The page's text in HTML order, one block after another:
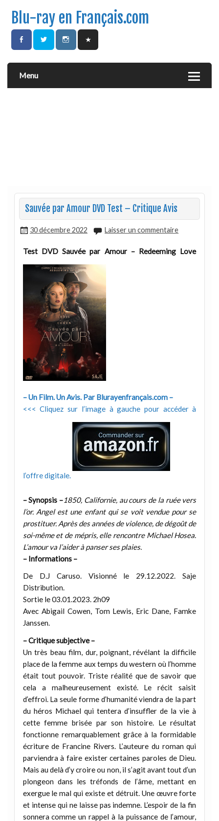
Blu-ray en Français.com
Menu
Sauvée par Amour DVD Test – Critique Avis
30 décembre 2022 Laisser un commentaire
Test DVD Sauvée par Amour – Redeeming Love
– Un Film. Un Avis. Par Blurayenfrançais.com –
<<< Cliquez sur l’image à gauche pour accéder à
l’offre digitale.
– Synopsis –1850, Californie, au cours de la ruée vers
l’or. Angel est une enfant qui se voit vendue pour se
prostituer. Après des années de violence, de dégoût de
soi-même et de mépris, elle rencontre Michael Hosea.
L’amour va l’aider à panser ses plaies.
– Informations –
De D.J Caruso. Visionné le 29.12.2022. Saje
Distribution.
Sortie le 03.01.2023. 2h09
Avec Abigail Cowen, Tom Lewis, Eric Dane, Famke
Janssen.
– Critique subjective –
Un très beau film, dur, poignant, révélant la difficile
place de la femme aux temps du western où l’homme
était tout pouvoir. Triste réalité que de savoir que
cela a malheureusement existé. Le récit saisit
d’effroi. La seule forme d’humanité viendra de la part
du héros Michael qui tentera d’insuffler de la vie à
cette femme brisée par son histoire. Le résultat
fonctionne remarquablement grâce à la formidable
écriture de Francine Rivers. L’auteure du roman qui
parviendra à faire exister certaines paroles de Dieu.
Mais au delà d’y croire ou non, il s’agit avant tout d’un
plongeon dans les tréfonds de l’âme, mettant en
exergue le mal qui existe et détruit. Une œuvre forte
et intense qui ne laisse pas indemne. L’espoir de la fin
sonnera comme un rappel à la puissance de l’amour,